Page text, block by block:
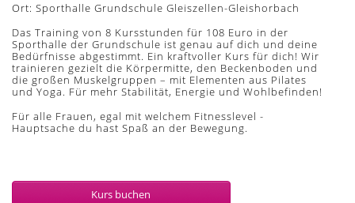
Ort: Sporthalle Grundschule Gleiszellen-Gleishorbach
Das Training von 8 Kursstunden für 108 Euro in der
Sporthalle der Grundschule ist genau auf dich und deine
Bedürfnisse abgestimmt. Ein kraftvoller Kurs für dich! Wir
trainieren gezielt die Körpermitte, den Beckenboden und
die großen Muskelgruppen – mit Elementen aus Pilates
und Yoga. Für mehr Stabilität, Energie und Wohlbefinden!
Für alle Frauen, egal mit welchem Fitnesslevel -
Hauptsache du hast Spaß an der Bewegung.
Kurs buchen